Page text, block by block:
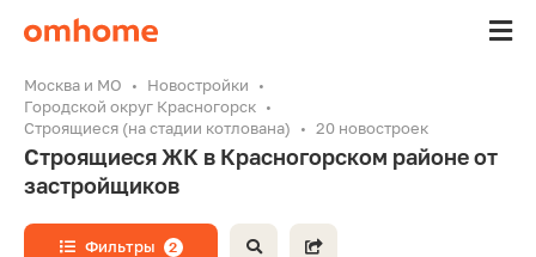
Москва и МО
Новостройки
Городской округ Красногорск
Строящиеся (на стадии котлована)
20 новостроек
Строящиеся ЖК в Красногорском районе от
застройщиков
Фильтры 2